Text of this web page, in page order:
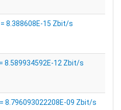
8.388608E-15 Zbit/s
8.589934592E-12 Zbit/s
8.796093022208E-09 Zbit/s